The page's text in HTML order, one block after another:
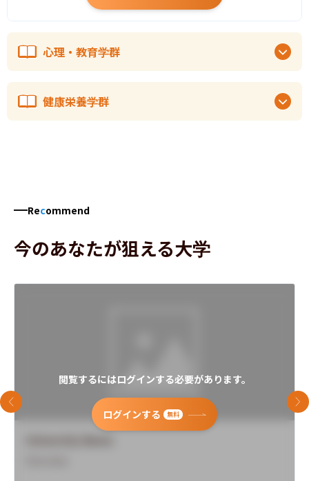
心理・教育学群
健康栄養学群
Recommend
今のあなたが狙える大学
閲覧するにはログインする必要があります。
ログインする 無料
前のスライド 次